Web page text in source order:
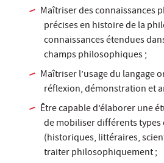
Maîtriser des connaissances
précises en histoire de la
connaissances étendues
champs philosophiques ;
Maîtriser l’usage du langage
réflexion, démonstration et
Être capable d’élaborer une
de mobiliser différents types
(historiques, littéraires,
traiter philosophiquement ;